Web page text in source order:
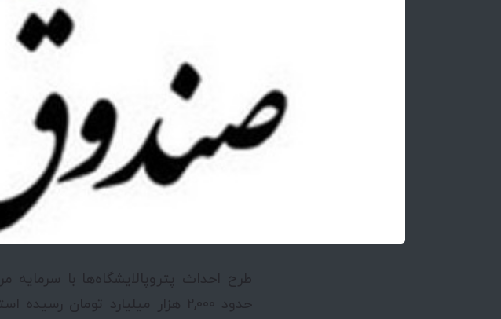
طرح احداث پتروپالایشگاه‌ها با
حدود ۲,۰۰۰ هزار میلیارد